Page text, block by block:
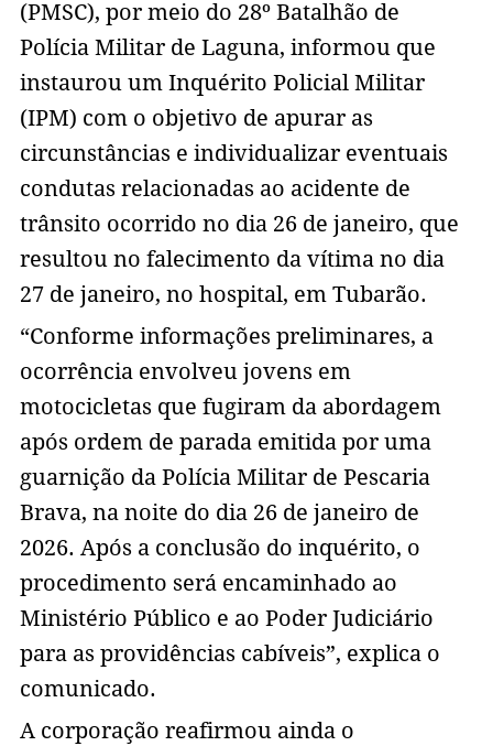
(PMSC), por meio do 28º Batalhão de
Polícia Militar de Laguna, informou que
instaurou um Inquérito Policial Militar
(IPM) com o objetivo de apurar as
circunstâncias e individualizar eventuais
condutas relacionadas ao acidente de
trânsito ocorrido no dia 26 de janeiro, que
resultou no falecimento da vítima no dia
27 de janeiro, no hospital, em Tubarão.
“Conforme informações preliminares, a
ocorrência envolveu jovens em
motocicletas que fugiram da abordagem
após ordem de parada emitida por uma
guarnição da Polícia Militar de Pescaria
Brava, na noite do dia 26 de janeiro de
2026. Após a conclusão do inquérito, o
procedimento será encaminhado ao
Ministério Público e ao Poder Judiciário
para as providências cabíveis”, explica o
comunicado.
A corporação reafirmou ainda o